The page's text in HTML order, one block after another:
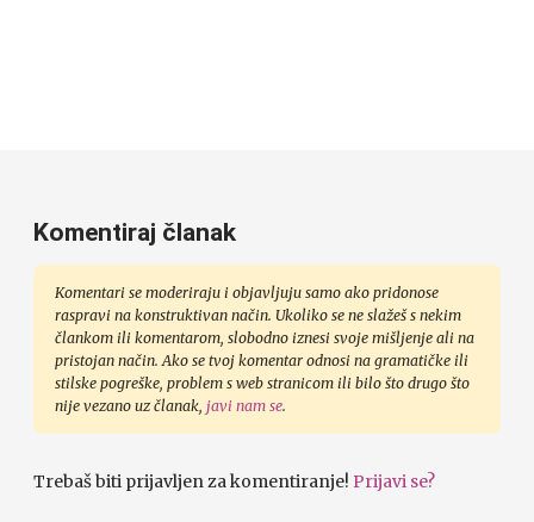
Komentiraj članak
Komentari se moderiraju i objavljuju samo ako pridonose
raspravi na konstruktivan način. Ukoliko se ne slažeš s nekim
člankom ili komentarom, slobodno iznesi svoje mišljenje ali na
pristojan način. Ako se tvoj komentar odnosi na gramatičke ili
stilske pogreške, problem s web stranicom ili bilo što drugo što
nije vezano uz članak, javi nam se.
Trebaš biti prijavljen za komentiranje! Prijavi se?